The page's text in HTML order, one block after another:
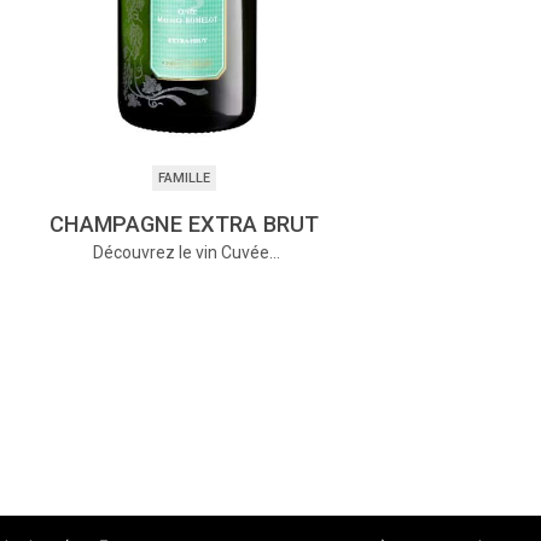
FAMILLE
CHAMPAGNE EXTRA BRUT
Découvrez le vin Cuvée…